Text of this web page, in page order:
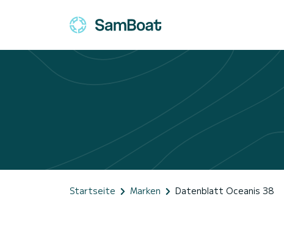
Startseite Marken Datenblatt Oceanis 38